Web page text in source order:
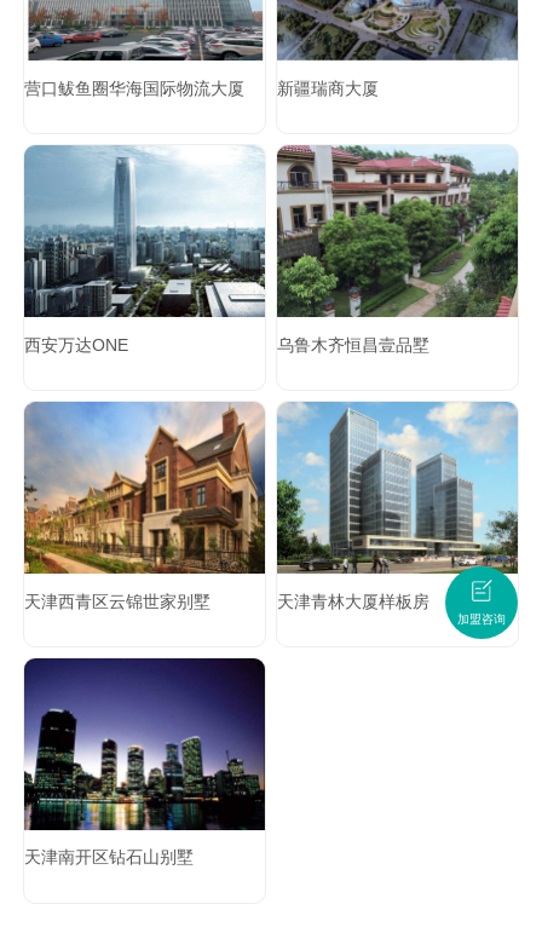
营口鲅鱼圈华海国际物流大厦 新疆瑞商大厦
西安万达ONE 乌鲁木齐恒昌壹品墅
天津西青区云锦世家别墅 天津青林大厦样板房
天津南开区钻石山别墅
加盟咨询